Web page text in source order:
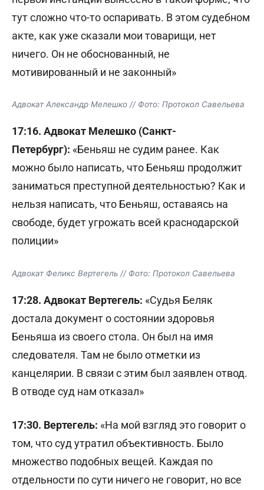
тут сложно что-то оспаривать. В этом судебном
акте, как уже сказали мои товарищи, нет
ничего. Он не обоснованный, не
мотивированный и не законный»
Адвокат Александр Мелешко // Фото: Протокол Савельева
17:16. Адвокат Мелешко (Санкт-
Петербург): «Беньяш не судим ранее. Как
можно было написать, что Беньяш продолжит
заниматься преступной деятельностью? Как и
нельзя написать, что Беньяш, оставаясь на
свободе, будет угрожать всей краснодарской
полиции»
Адвокат Феликс Вертегель // Фото: Протокол Савельева
17:28. Адвокат Вертегель: «Судья Беляк
достала документ о состоянии здоровья
Беньяша из своего стола. Он был на имя
следователя. Там не было отметки из
канцелярии. В связи с этим был заявлен отвод.
В отводе суд нам отказал»
17:30. Вертегель: «На мой взгляд это говорит о
том, что суд утратил объективность. Было
множество подобных вещей. Каждая по
отдельности по сути ничего не говорит, но все